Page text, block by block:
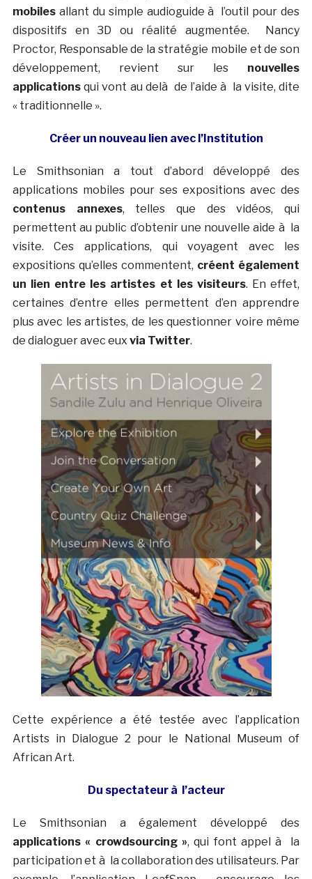
mobilesallant du simple audioguide à l’outil pour des
dispositifs en 3D ou réalité augmentée. Nancy
Proctor, Responsable de la stratégie mobile et de son
développement, revient sur les nouvelles
applicationsqui vont au delà de l’aide à la visite, dite
« traditionnelle ».
Créer un nouveau lien avec l’Institution
Le Smithsonian a tout d’abord développé des
applications mobiles pour ses expositions avec des
contenus annexes, telles que des vidéos, qui
permettent au public d’obtenir une nouvelle aide à la
visite. Ces applications, qui voyagent avec les
expositions qu’elles commentent, créent également
un lien entre les artistes et les visiteurs. En effet,
certaines d’entre elles permettent d’en apprendre
plus avec les artistes, de les questionner voire même
de dialoguer avec eux via Twitter.
Cette expérience a été testée avec l’application
Artists in Dialogue 2 pour le National Museum of
African Art.
Du spectateur à l’acteur
Le Smithsonian a également développé des
applications « crowdsourcing », qui font appel à la
participation et à la collaboration des utilisateurs. Par